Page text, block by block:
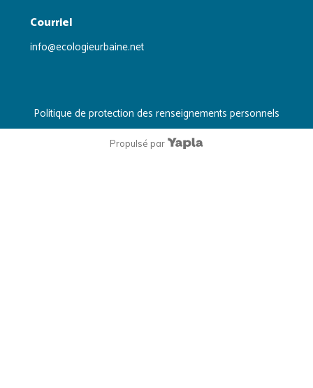
Courriel
info@ecologieurbaine.net
Politique de protection des renseignements personnels
Propulsé par